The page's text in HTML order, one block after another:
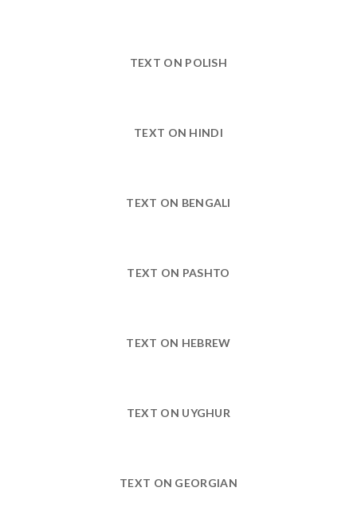
TEXT ON POLISH
TEXT ON HINDI
TEXT ON BENGALI
TEXT ON PASHTO
TEXT ON HEBREW
TEXT ON UYGHUR
TEXT ON GEORGIAN